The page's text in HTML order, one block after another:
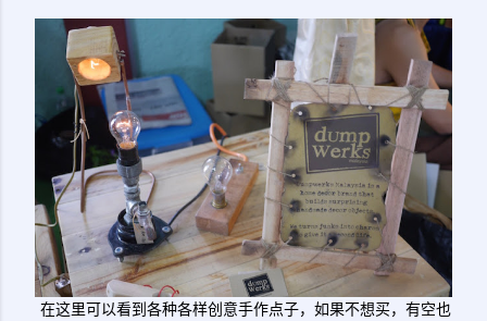
在这里可以看到各种各样创意手作点子，如果不想买，有空也